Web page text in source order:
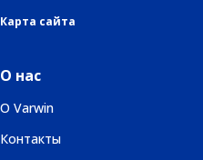
Карта сайта
О нас
О Varwin
Контакты